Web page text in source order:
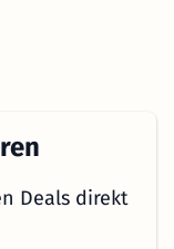
Deals direkt